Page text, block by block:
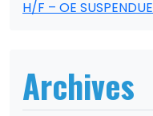
H/F – OE SUSPENDUE
Archives